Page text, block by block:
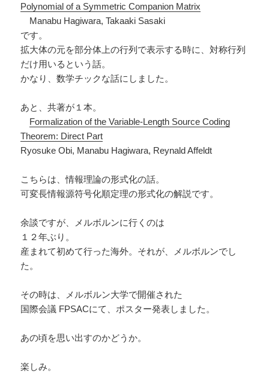
Polynomial of a Symmetric Companion Matrix
Manabu Hagiwara, Takaaki Sasaki
です。
拡大体の元を部分体上の行列で表示する時に、対称行列
だけ用いるという話。
かなり、数学チックな話にしました。
あと、共著が１本。
Formalization of the Variable-Length Source Coding
Theorem: Direct Part
Ryosuke Obi, Manabu Hagiwara, Reynald Affeldt
こちらは、情報理論の形式化の話。
可変長情報源符号化順定理の形式化の解説です。
余談ですが、メルボルンに行くのは
１２年ぶり。
産まれて初めて行った海外。それが、メルボルンでし
た。
その時は、メルボルン大学で開催された
国際会議 FPSACにて、ポスター発表しました。
あの頃を思い出すのかどうか。
楽しみ。